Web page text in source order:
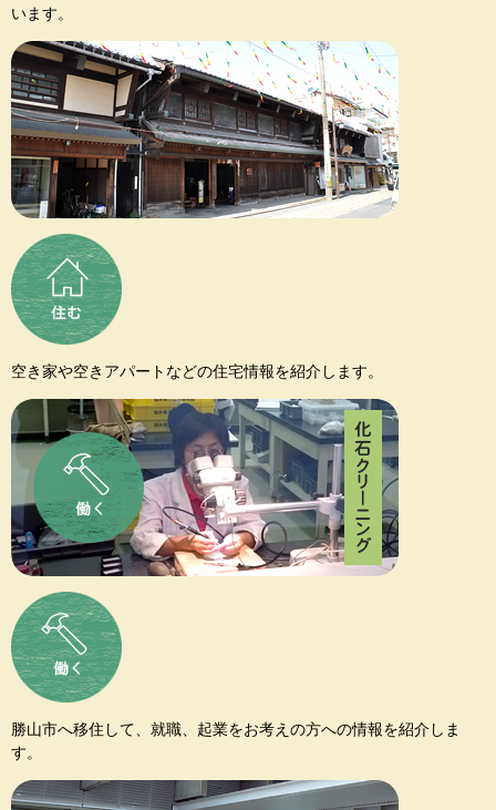
います。
空き家や空きアパートなどの住宅情報を紹介します。
勝山市へ移住して、就職、起業をお考えの方への情報を紹介しま
す。